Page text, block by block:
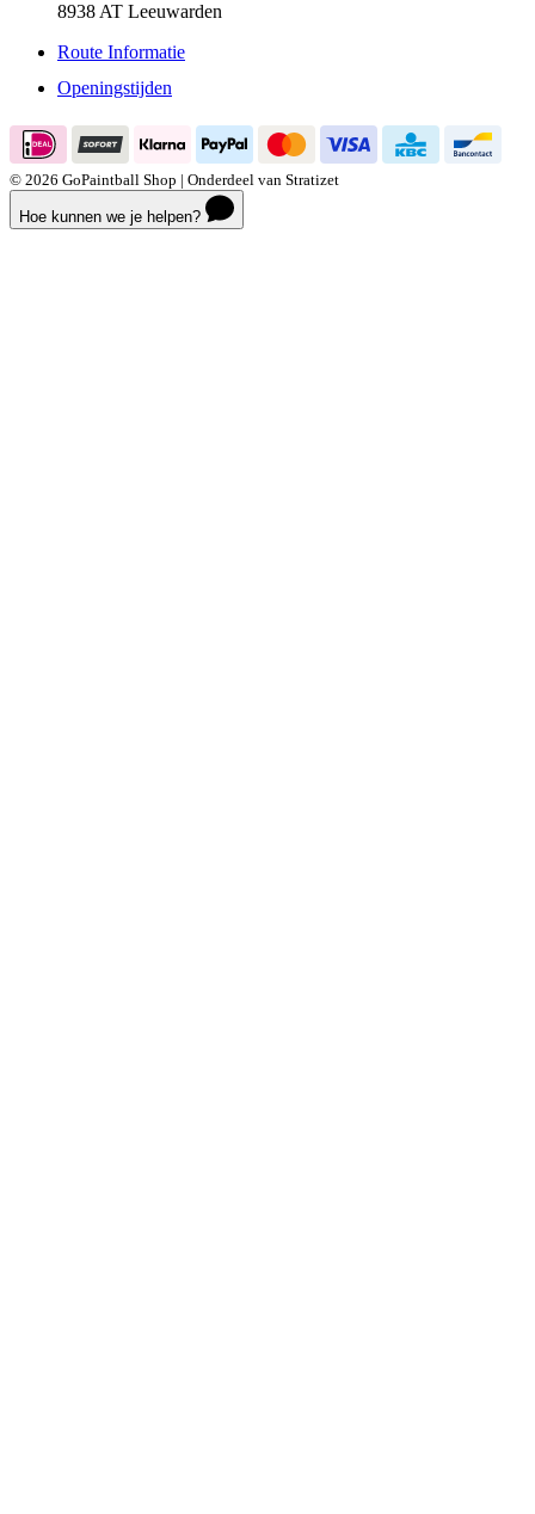
8938 AT Leeuwarden
Route Informatie
Openingstijden
© 2026 GoPaintball Shop | Onderdeel van Stratizet
Hoe kunnen we je helpen?